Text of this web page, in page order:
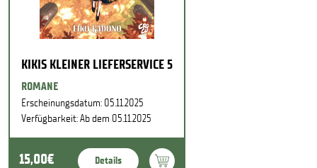
KIKIS KLEINER LIEFERSERVICE 5
ROMANE
Erscheinungsdatum: 05.11.2025
Verfügbarkeit: Ab dem 05.11.2025
15,00€ Details